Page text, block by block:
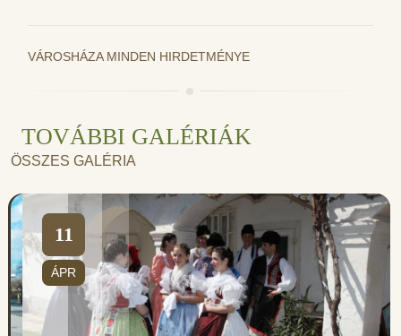
VÁROSHÁZA MINDEN HIRDETMÉNYE
TOVÁBBI GALÉRIÁK
ÖSSZES GALÉRIA
11
ÁPR